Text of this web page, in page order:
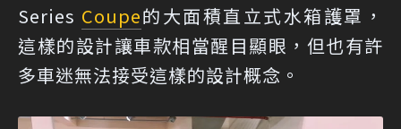
Series Coupe的大面積直立式水箱護罩，
這樣的設計讓車款相當醒目顯眼，但也有許
多車迷無法接受這樣的設計概念。